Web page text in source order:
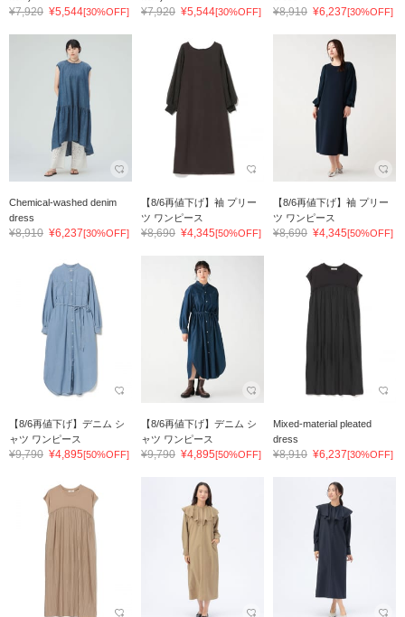
¥7,920 ¥5,544[30%OFF] ¥7,920 ¥5,544[30%OFF] ¥8,910 ¥6,237[30%OFF]
Chemical-washed denim
dress
¥8,910 ¥6,237[30%OFF]
【8/6再値下げ】袖 プリー
ツ ワンピース
¥8,690 ¥4,345[50%OFF]
【8/6再値下げ】袖 プリー
ツ ワンピース
¥8,690 ¥4,345[50%OFF]
【8/6再値下げ】デニム シ
ャツ ワンピース
¥9,790 ¥4,895[50%OFF]
【8/6再値下げ】デニム シ
ャツ ワンピース
¥9,790 ¥4,895[50%OFF]
Mixed-material pleated
dress
¥8,910 ¥6,237[30%OFF]